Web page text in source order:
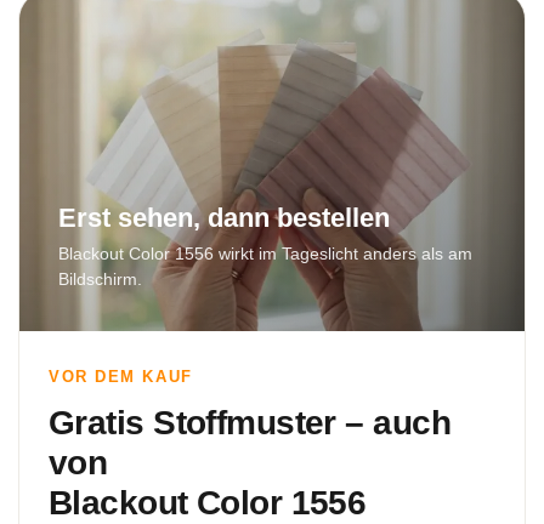
Erst sehen, dann bestellen
Blackout Color 1556 wirkt im Tageslicht anders als am
Bildschirm.
VOR DEM KAUF
Gratis Stoffmuster – auch
von
Blackout Color 1556